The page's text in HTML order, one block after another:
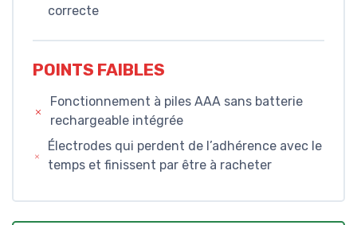
correcte
POINTS FAIBLES
Fonctionnement à piles AAA sans batterie
rechargeable intégrée
Électrodes qui perdent de l’adhérence avec le
temps et finissent par être à racheter